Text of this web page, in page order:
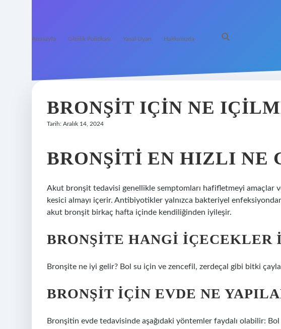
Anasayfa Gizlilik Politikası Yasal Uyarı Hakkımızda
BRONŞIT IÇIN NE
Tarih: Aralık 14, 2024
BRONŞITI EN HIZLI NE
Akut bronşit tedavisi genellikle semptomları hafifletmeyi amaçlar
kesici almayı içerir. Antibiyotikler yalnızca bakteriyel
akut bronşit birkaç hafta içinde kendiliğinden iyileşir.
BRONŞITE HANGI IÇECEKLER
Bronşite ne iyi gelir? Bol su için ve zencefil, zerdeçal gibi bitki
BRONŞIT IÇIN EVDE NE
Bronşitin evde tedavisinde aşağıdaki yöntemler faydalı olabilir: